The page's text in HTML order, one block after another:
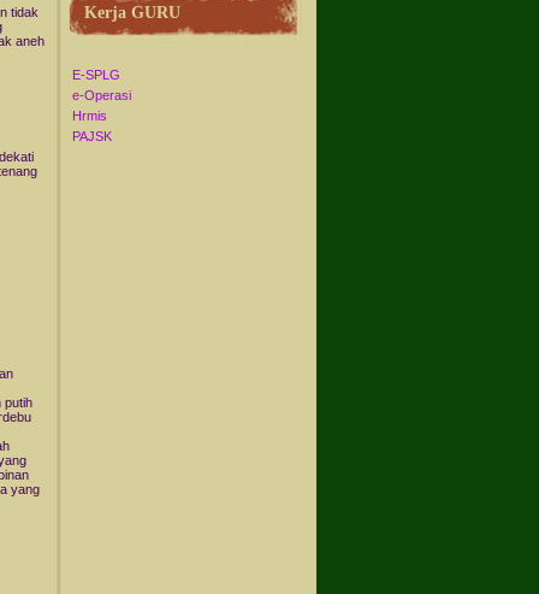
tidak
aneh
putih
yang
Kerja GURU
E-SPLG
e-Operasi
Hrmis
PAJSK